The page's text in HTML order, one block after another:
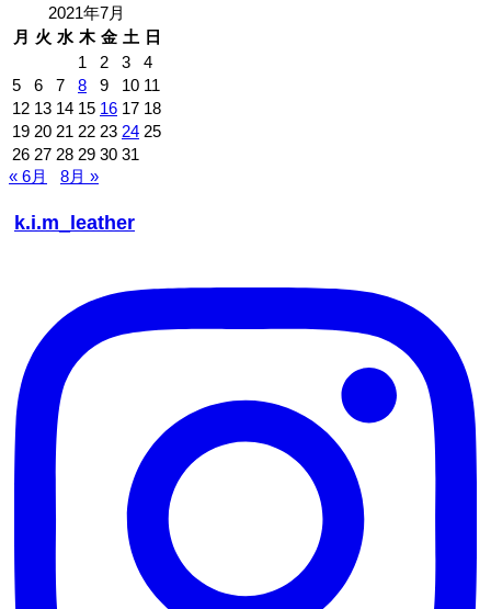
2021年7月
月 火 水 木 金 土 日
1
2 3
4
5
6 7 8 9 10 11
12 13 14 15 16 17 18
19 20 21 22 23 24 25
26 27 28 29 30 31
« 6月
8月 »
k.i.m_leather